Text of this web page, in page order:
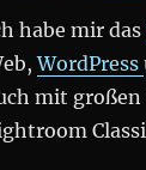
habe mir das
WordPress
mit großen